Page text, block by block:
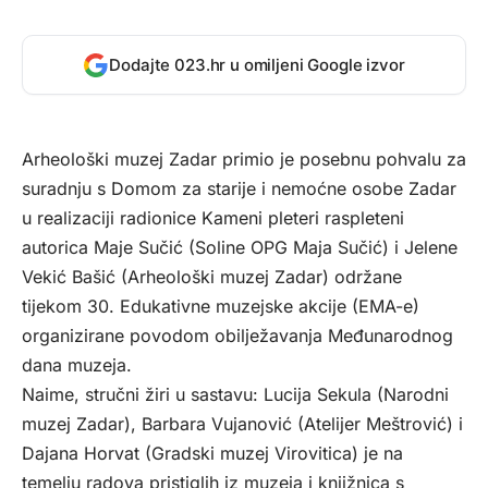
Dodajte 023.hr u omiljeni Google izvor
Arheološki muzej Zadar primio je posebnu pohvalu za
suradnju s Domom za starije i nemoćne osobe Zadar
u realizaciji radionice Kameni pleteri raspleteni
autorica Maje Sučić (Soline OPG Maja Sučić) i Jelene
Vekić Bašić (Arheološki muzej Zadar) održane
tijekom 30. Edukativne muzejske akcije (EMA-e)
organizirane povodom obilježavanja Međunarodnog
dana muzeja.
Naime, stručni žiri u sastavu: Lucija Sekula (Narodni
muzej Zadar), Barbara Vujanović (Atelijer Meštrović) i
Dajana Horvat (Gradski muzej Virovitica) je na
temelju radova pristiglih iz muzeja i knjižnica s